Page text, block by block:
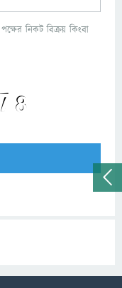
নিকট বিক্রয় কিংবা